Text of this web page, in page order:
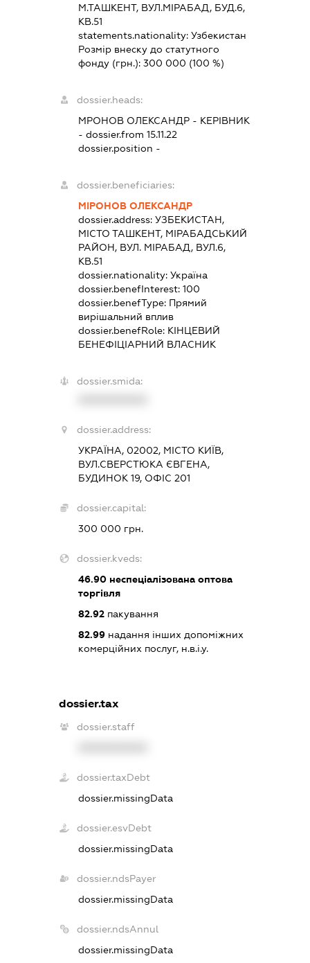
М.ТАШКЕНТ, ВУЛ.МІРАБАД, БУД.6,
КВ.51
statements.nationality:Узбекистан
Розмір внеску до статутного
фонду (грн.):300 000 (100 %)
dossier.heads:
МРОНОВ ОЛЕКСАНДР - КЕРІВНИК
- dossier.from 15.11.22
dossier.position -
dossier.beneficiaries:
МІРОНОВ ОЛЕКСАНДР
dossier.address:УЗБЕКИСТАН,
МІСТО ТАШКЕНТ, МІРАБАДСЬКИЙ
РАЙОН, ВУЛ. МІРАБАД, ВУЛ.6,
КВ.51
dossier.nationality:Україна
dossier.benefInterest:100
dossier.benefType: Прямий
вирішальний вплив
dossier.benefRole: КІНЦЕВИЙ
БЕНЕФІЦІАРНИЙ ВЛАСНИК
dossier.smida:
dossier.address:
УКРАЇНА, 02002, МІСТО КИЇВ,
ВУЛ.СВЕРСТЮКА ЄВГЕНА,
БУДИНОК 19, ОФІС 201
dossier.capital:
300 000 грн.
dossier.kveds:
46.90 неспеціалізована оптова
торгівля
82.92 пакування
82.99 надання інших допоміжних
комерційних послуг, н.в.і.у.
dossier.tax
dossier.staff
dossier.taxDebt
dossier.missingData
dossier.esvDebt
dossier.missingData
dossier.ndsPayer
dossier.missingData
dossier.ndsAnnul
dossier.missingData